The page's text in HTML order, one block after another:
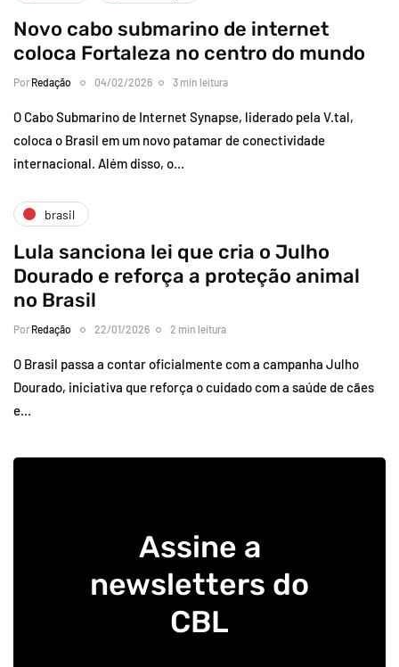
Novo cabo submarino de internet
coloca Fortaleza no centro do mundo
Por Redação 04/02/2026 3 min leitura
O Cabo Submarino de Internet Synapse, liderado pela V.tal,
coloca o Brasil em um novo patamar de conectividade
internacional. Além disso, o…
brasil
Lula sanciona lei que cria o Julho
Dourado e reforça a proteção animal
no Brasil
Por Redação 22/01/2026 2 min leitura
O Brasil passa a contar oficialmente com a campanha Julho
Dourado, iniciativa que reforça o cuidado com a saúde de cães
e…
Assine a
newsletters do
CBL